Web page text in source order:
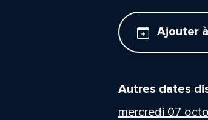
Ajouter
Autres dates
mercredi 07